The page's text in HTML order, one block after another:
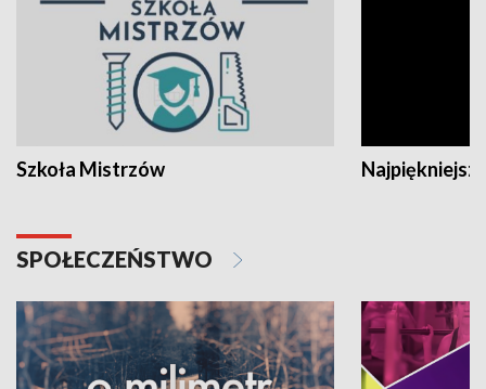
Szkoła Mistrzów
SPOŁECZEŃSTWO